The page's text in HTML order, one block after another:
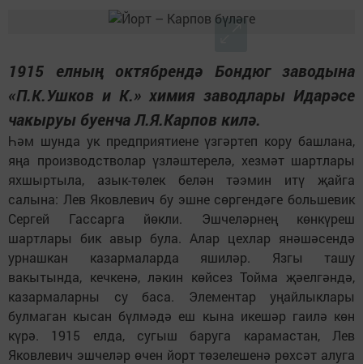
1915 елның октябрендә Бондюг заводына
«П.К.Ушков и К.» химия заводлары Идарәсе
чакыруы буенча Л.Я.Карпов килә.
Һәм шунда ук предприятиене үзгәртеп кору башлана,
яңа производстволар үзләштерелә, хезмәт шартлары
яхшыртыла, азык-төлек белән тәэмин итү җайга
салына: Лев Яковлевич бу эшне сөргендәге большевик
Сергей Гассарга йөкли. Эшчеләрнең көнкүреш
шартлары бик авыр була. Алар цехлар янәшәсендә
урнашкан казармаларда яшиләр. Язгы ташу
вакытында, кечкенә, ләкин көйсез Тойма җәелгәндә,
казармаларны су баса. Элементар уңайлыклары
булмаган кысан бүлмәдә еш кына икешәр гаилә көн
күрә. 1915 елда, сугыш баруга карамастан, Лев
Яковлевич эшчеләр өчен йорт төзелешенә рөхсәт алуга